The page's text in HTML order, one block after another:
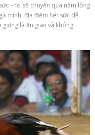
–nó sẽ chuyển qua nắm lông
mình, địa điểm hết sức dễ
giống là ăn gian và không